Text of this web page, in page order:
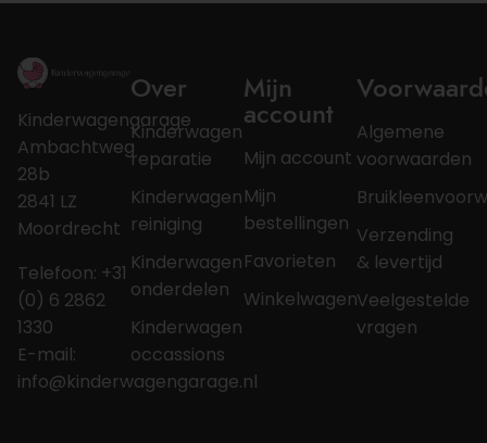
Kinderwagengarage
Ambachtweg
28b
2841 LZ
Moordrecht
Telefoon: +31
(0) 6 2862
1330
E-mail:
info@kinderwagengarage.nl
Over
Kinderwagen
reparatie
Kinderwagen
reiniging
Kinderwagen
onderdelen
Kinderwagen
occassions
Mijn
account
Mijn account
Mijn
bestellingen
Favorieten
Winkelwagen
Algemene
voorwaarden
Verzending
& levertijd
Veelgestelde
vragen